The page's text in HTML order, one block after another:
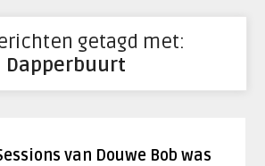
getagd met:
Dapperbuurt
van Douwe Bob was